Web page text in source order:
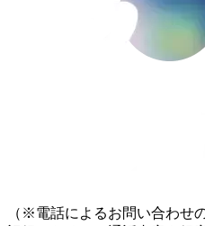
（※電話によるお問い合わせ